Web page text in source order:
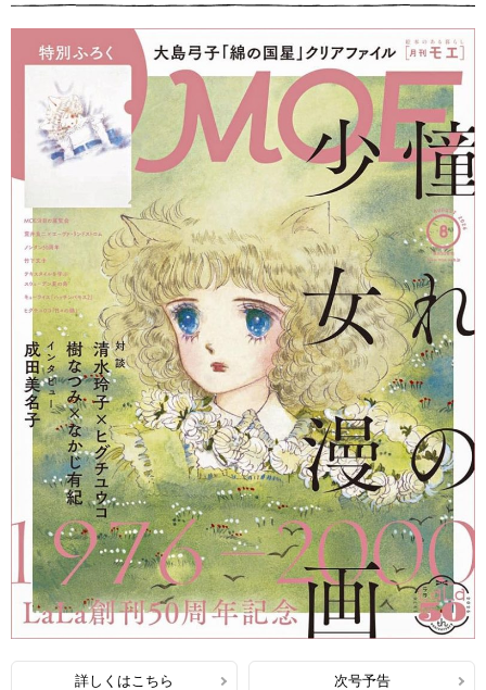
詳しくはこちら 次号予告